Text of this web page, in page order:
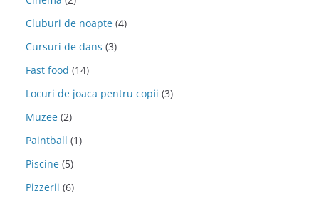
Cluburi de noapte (4)
Cursuri de dans (3)
Fast food (14)
Locuri de joaca pentru copii (3)
Muzee (2)
Paintball (1)
Piscine (5)
Pizzerii (6)